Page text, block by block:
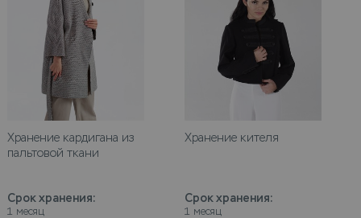
Хранение кардигана из
пальтовой ткани
Срок хранения:
1 месяц
Хранение кителя
Срок хранения:
1 месяц